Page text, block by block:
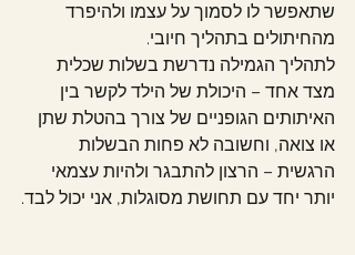
שתאפשר לו לסמוך על עצמו ולהיפרד
מהחיתולים בתהליך חיובי.
לתהליך הגמילה נדרשת בשלות שכלית
מצד אחד – היכולת של הילד לקשר בין
האיתותים הגופניים של צורך בהטלת שתן
או צואה, וחשובה לא פחות הבשלות
הרגשית – הרצון להתבגר ולהיות עצמאי
יותר יחד עם תחושת מסוגלות, אני יכול לבד.